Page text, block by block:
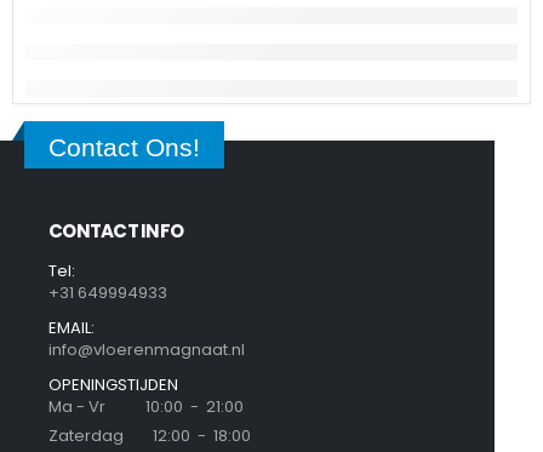
Contact Ons!
CONTACT INFO
Tel:
+31 649994933
EMAIL:
info@vloerenmagnaat.nl
OPENINGSTIJDEN
Ma - Vr 10:00 - 21:00
Zaterdag 12:00 - 18:00